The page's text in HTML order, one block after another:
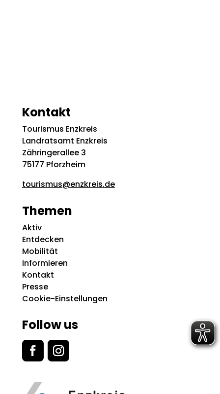
Kontakt
Tourismus Enzkreis
Landratsamt Enzkreis
Zähringerallee 3
75177 Pforzheim
tourismus@enzkreis.de
Themen
Aktiv
Entdecken
Mobilität
Informieren
Kontakt
Presse
Cookie-Einstellungen
Follow us